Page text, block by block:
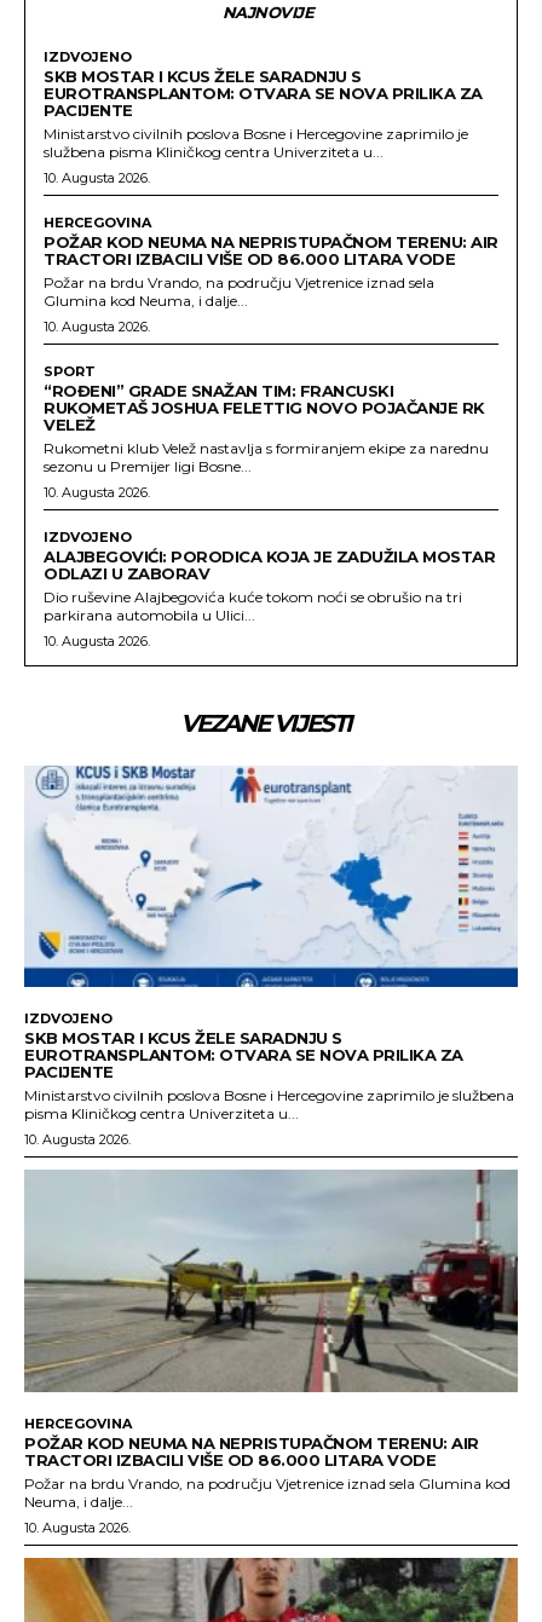
NAJNOVIJE
IZDVOJENO
SKB MOSTAR I KCUS ŽELE SARADNJU S
EUROTRANSPLANTOM: OTVARA SE NOVA PRILIKA ZA
PACIJENTE
Ministarstvo civilnih poslova Bosne i Hercegovine zaprimilo je
službena pisma Kliničkog centra Univerziteta u...
10. Augusta 2026.
HERCEGOVINA
POŽAR KOD NEUMA NA NEPRISTUPAČNOM TERENU: AIR
TRACTORI IZBACILI VIŠE OD 86.000 LITARA VODE
Požar na brdu Vrando, na području Vjetrenice iznad sela
Glumina kod Neuma, i dalje...
10. Augusta 2026.
SPORT
“ROĐENI” GRADE SNAŽAN TIM: FRANCUSKI
RUKOMETAŠ JOSHUA FELETTIG NOVO POJAČANJE RK
VELEŽ
Rukometni klub Velež nastavlja s formiranjem ekipe za narednu
sezonu u Premijer ligi Bosne...
10. Augusta 2026.
IZDVOJENO
ALAJBEGOVIĆI: PORODICA KOJA JE ZADUŽILA MOSTAR
ODLAZI U ZABORAV
Dio ruševine Alajbegovića kuće tokom noći se obrušio na tri
parkirana automobila u Ulici...
10. Augusta 2026.
VEZANE VIJESTI
IZDVOJENO
SKB MOSTAR I KCUS ŽELE SARADNJU S
EUROTRANSPLANTOM: OTVARA SE NOVA PRILIKA ZA
PACIJENTE
Ministarstvo civilnih poslova Bosne i Hercegovine zaprimilo je službena
pisma Kliničkog centra Univerziteta u...
10. Augusta 2026.
HERCEGOVINA
POŽAR KOD NEUMA NA NEPRISTUPAČNOM TERENU: AIR
TRACTORI IZBACILI VIŠE OD 86.000 LITARA VODE
Požar na brdu Vrando, na području Vjetrenice iznad sela Glumina kod
Neuma, i dalje...
10. Augusta 2026.